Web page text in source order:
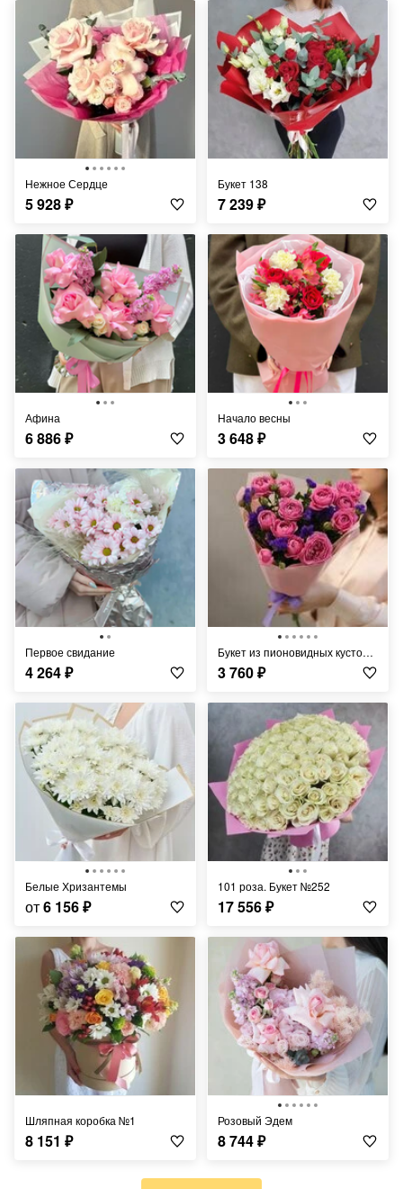
Нежное Сердце
5 928₽
Букет 138
7 239₽
Афина
6 886₽
Начало весны
3 648₽
Первое свидание
4 264₽
Букет из пионовидных кустовых роз и ярких веточек статицы
3 760₽
Белые Хризантемы
от6 156₽
101 роза. Букет №252
17 556₽
Шляпная коробка №1
8 151 ₽
Розовый Эдем
8 744₽